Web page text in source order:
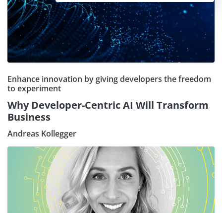
Enhance innovation by giving developers the freedom
to experiment
Why Developer-Centric AI Will Transform
Business
Andreas Kollegger